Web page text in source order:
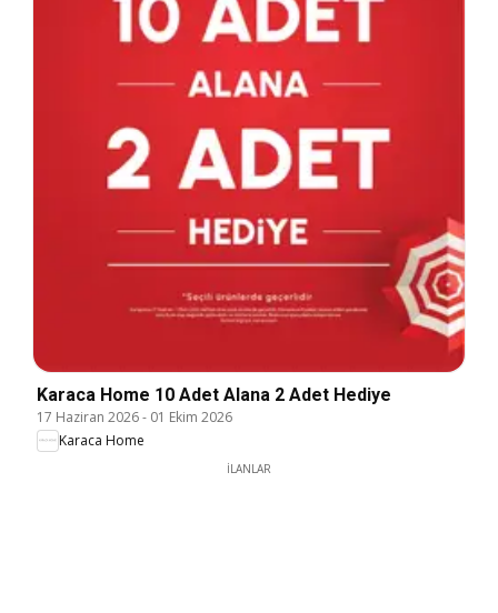
Karaca Home 10 Adet Alana 2 Adet Hediye
17 Haziran 2026- 01 Ekim 2026
Karaca Home
İLANLAR